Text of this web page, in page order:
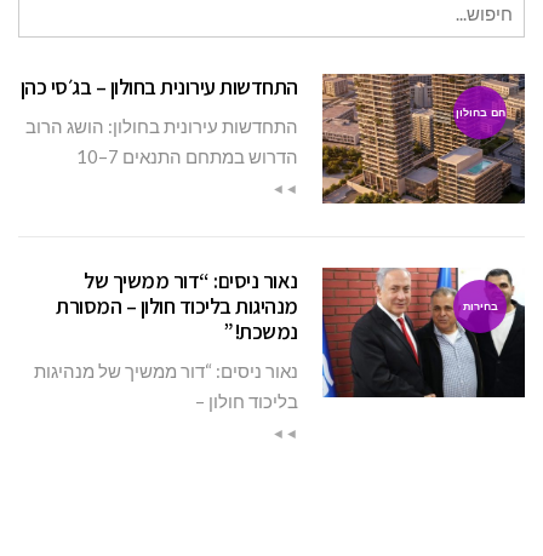
עבור:
חם בחולון
התחדשות עירונית בחולון – בג׳סי כהן
התחדשות עירונית בחולון: הושג הרוב
הדרוש במתחם התנאים 7–10
◄◄
בחירות
נאור ניסים: “דור ממשיך של
מנהיגות בליכוד חולון – המסורת
נמשכת!”
נאור ניסים: “דור ממשיך של מנהיגות
בליכוד חולון –
◄◄